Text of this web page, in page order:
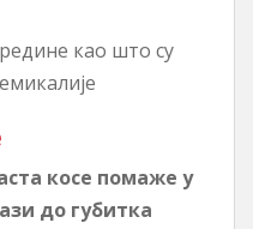
као што су
косе помаже у
до губитка